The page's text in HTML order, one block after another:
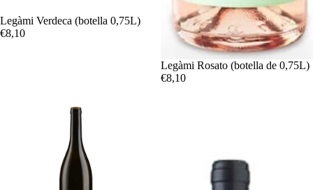
Legàmi Verdeca (botella 0,75L)
€8,10
Legàmi Rosato (botella de 0,75L)
€8,10